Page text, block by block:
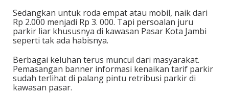
Sedangkan untuk roda empat atau mobil, naik dari
Rp 2.000 menjadi Rp 3. 000. Tapi persoalan juru
parkir liar khususnya di kawasan Pasar Kota Jambi
seperti tak ada habisnya.
Berbagai keluhan terus muncul dari masyarakat.
Pemasangan banner informasi kenaikan tarif parkir
sudah terlihat di palang pintu retribusi parkir di
kawasan pasar.